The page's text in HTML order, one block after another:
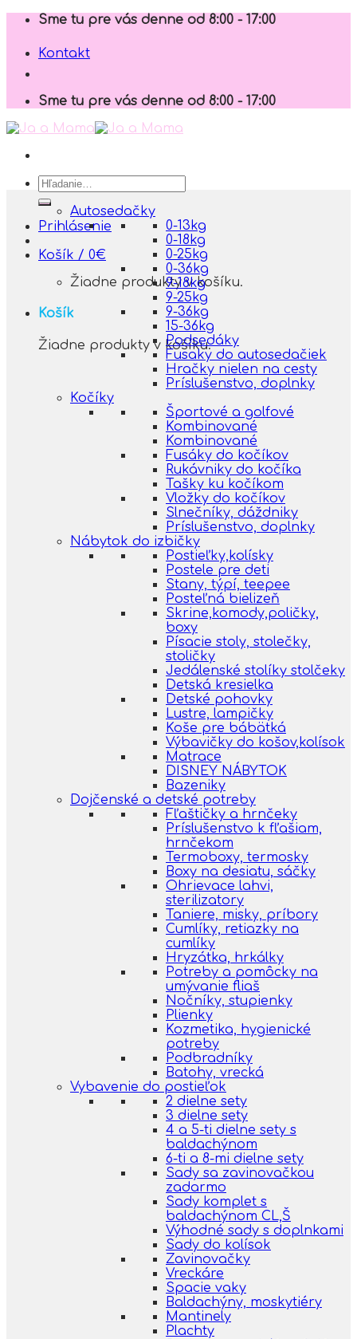
Skip
content
Sme tu pre vás denne od 8:00 - 17:00
Kontakt
Sme tu pre vás denne od 8:00 - 17:00
Hľadať:
Prihlásenie
Košík / 0€
Žiadne produkty v košíku.
Košík
Žiadne produkty v košíku.
Autosedačky
0-13kg
0-18kg
0-25kg
0-36kg
9-18kg
9-25kg
9-36kg
15-36kg
Podsedáky
Fusaky do autosedačiek
Hračky nielen na cesty
Príslušenstvo, doplnky
Kočíky
Športové a golfové
Kombinované
Kombinované
Fusáky do kočíkov
Rukávniky do kočíka
Tašky ku kočíkom
Vložky do kočíkov
Slnečníky, dáždniky
Príslušenstvo, doplnky
Nábytok do izbičky
Postieľky,kolísky
Postele pre deti
Stany, týpí, teepee
Posteľná bielizeň
Skrine,komody,poličky,
boxy
Písacie stoly, stolečky,
stoličky
Jedálenské stolíky stolčeky
Detská kresielka
Detské pohovky
Lustre, lampičky
Koše pre bábätká
Výbavičky do košov,kolísok
Matrace
DISNEY NÁBYTOK
Bazeniky
Dojčenské a detské potreby
Fľaštičky a hrnčeky
Príslušenstvo k fľašiam,
hrnčekom
Termoboxy, termosky
Boxy na desiatu, sáčky
Ohrievace lahvi,
sterilizatory
Taniere, misky, príbory
Cumlíky, retiazky na
cumlíky
Hryzátka, hrkálky
Potreby a pomôcky na
umývanie fliaš
Nočníky, stupienky
Plienky
Kozmetika, hygienické
potreby
Podbradníky
Batohy, vrecká
Vybavenie do postieľok
2 dielne sety
3 dielne sety
4 a 5-ti dielne sety s
baldachýnom
6-ti a 8-mi dielne sety
Sady sa zavinovačkou
zadarmo
Sady komplet s
baldachýnom CL,Š
Výhodné sady s doplnkami
Sady do kolísok
Zavinovačky
Vreckáre
Spacie vaky
Baldachýny, moskytiéry
Mantinely
Plachty